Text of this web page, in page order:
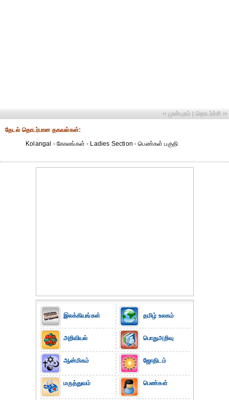
‹‹ முன்புறம் | தொடர்ச்சி ››
தேட‌ல் தொட‌ர்பான தகவ‌ல்க‌ள்:
Kolangal - கோலங்கள் - Ladies Section - பெண்கள் பகுதி
இலக்கியங்கள்
அறிவியல்
ஆன்மிகம்
மருத்துவம்
தமிழ் உலகம்
பொதுஅறிவு
ஜோதிடம்
பெண்கள்